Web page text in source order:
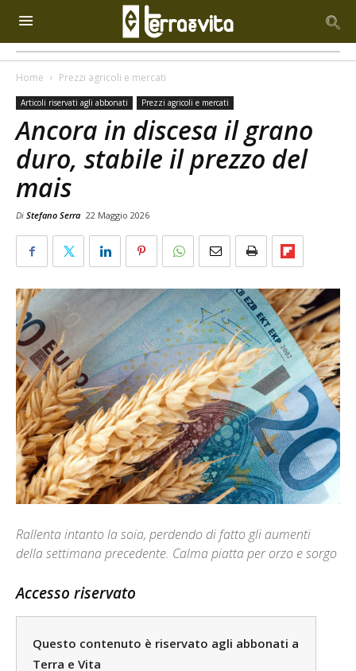
Home Prezzi agricoli e mercati
Articoli riservati agli abbonati Prezzi agricoli e mercati
Ancora in discesa il grano
duro, stabile il prezzo del
mais
Di Stefano Serra 22 Maggio 2026
Rallenta intanto la soia, perdendo di fatto gli aumenti
della settimana precedente. Calma piatta per orzo e sorgo
Accesso riservato
Questo contenuto è riservato agli abbonati a
Terra e Vita